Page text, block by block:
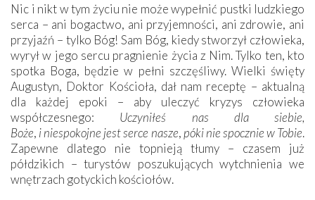
Nic i nikt w tym życiu nie może wypełnić pustki ludzkiego
serca – ani bogactwo, ani przyjemności, ani zdrowie, ani
przyjaźń – tylko Bóg! Sam Bóg, kiedy stworzył człowieka,
wyrył w jego sercu pragnienie życia z Nim. Tylko ten, kto
spotka Boga, będzie w pełni szczęśliwy. Wielki święty
Augustyn, Doktor Kościoła, dał nam receptę – aktualną
dla każdej epoki – aby uleczyć kryzys człowieka
współczesnego: Uczyniłeś nas dla siebie,
Boże, i niespokojne jestserce nasze, póki nie spocznie w Tobie.
Zapewne dlatego nie topnieją tłumy – czasem już
półdzikich – turystów poszukujących wytchnienia we
wnętrzach gotyckich kościołów.